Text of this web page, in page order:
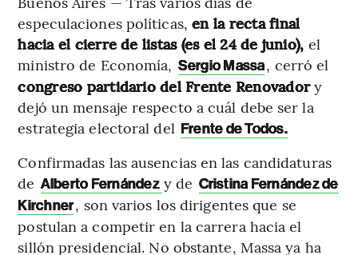
especulaciones políticas, en la recta final
hacia el cierre de listas (es el 24 de junio), el
ministro de Economía, Sergio Massa, cerró el
congreso partidario del Frente Renovadory
dejó un mensaje respecto a cuál debe ser la
estrategia electoral del Frente de Todos.
Confirmadas las ausencias en las candidaturas
de Alberto Fernández y de Cristina Fernández de
Kirchner, son varios los dirigentes que se
postulan a competir en la carrera hacia el
sillón presidencial. No obstante, Massa ya ha